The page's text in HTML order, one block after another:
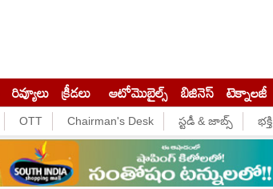
రివ్యూలు క్రీడలు ఆటోమొబైల్స్ బిజినెస్‌ టెక్నాలజీ
OTT Chairman's Desk స్టడీ & జాబ్స్ భక్తి